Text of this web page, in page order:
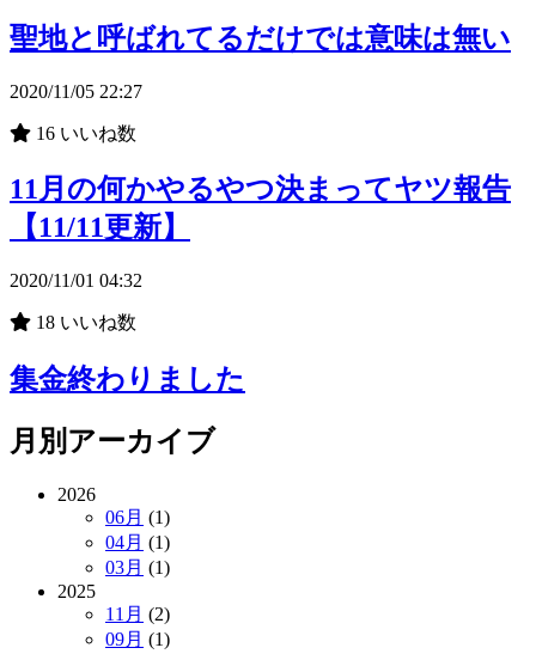
聖地と呼ばれてるだけでは意味は無い
2020/11/05 22:27
16 いいね数
11月の何かやるやつ決まってヤツ報告
【11/11更新】
2020/11/01 04:32
18 いいね数
集金終わりました
月別アーカイブ
2026
06月 (1)
04月 (1)
03月 (1)
2025
11月 (2)
09月 (1)